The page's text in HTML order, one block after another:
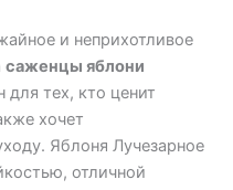
и неприхотливое
саженцы яблони
для тех, кто ценит
хочет
Яблоня Лучезарное
отличной